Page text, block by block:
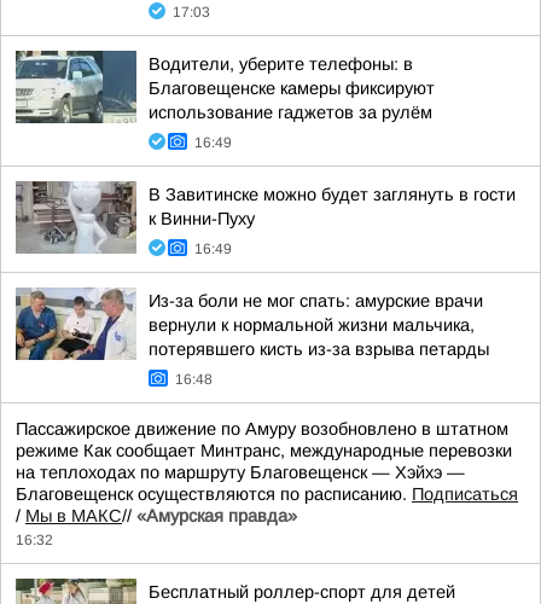
17:03
Водители, уберите телефоны: в
Благовещенске камеры фиксируют
использование гаджетов за рулём
16:49
В Завитинске можно будет заглянуть в гости
к Винни-Пуху
16:49
Из-за боли не мог спать: амурские врачи
вернули к нормальной жизни мальчика,
потерявшего кисть из-за взрыва петарды
16:48
Пассажирское движение по Амуру возобновлено в штатном
режиме Как сообщает Минтранс, международные перевозки
на теплоходах по маршруту Благовещенск — Хэйхэ —
Благовещенск осуществляются по расписанию. Подписаться
/ Мы в МАКС// «Амурская правда»
16:32
Бесплатный роллер-спорт для детей